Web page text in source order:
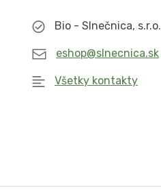
Bio - Slnečnica, s.r.o.
eshop@slnecnica.sk
Všetky kontakty